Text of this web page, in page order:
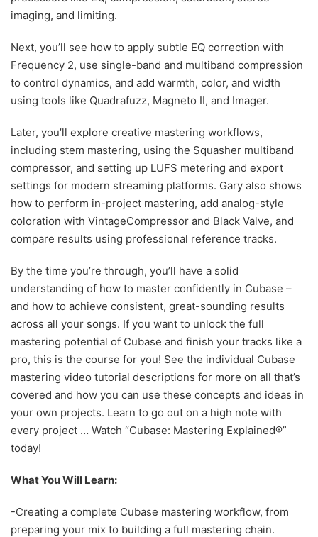
imaging, and limiting.
Next, you’ll see how to apply subtle EQ correction with
Frequency 2, use single-band and multiband compression
to control dynamics, and add warmth, color, and width
using tools like Quadrafuzz, Magneto II, and Imager.
Later, you’ll explore creative mastering workflows,
including stem mastering, using the Squasher multiband
compressor, and setting up LUFS metering and export
settings for modern streaming platforms. Gary also shows
how to perform in-project mastering, add analog-style
coloration with VintageCompressor and Black Valve, and
compare results using professional reference tracks.
By the time you’re through, you’ll have a solid
understanding of how to master confidently in Cubase –
and how to achieve consistent, great-sounding results
across all your songs. If you want to unlock the full
mastering potential of Cubase and finish your tracks like a
pro, this is the course for you! See the individual Cubase
mastering video tutorial descriptions for more on all that’s
covered and how you can use these concepts and ideas in
your own projects. Learn to go out on a high note with
every project … Watch “Cubase: Mastering Explained®”
today!
What You Will Learn:
-Creating a complete Cubase mastering workflow, from
preparing your mix to building a full mastering chain.